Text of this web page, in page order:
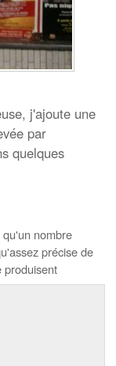
j'ajoute une
par
quelques
nombre
précise de
produisent